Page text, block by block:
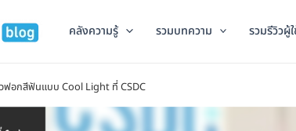
คลังความรู้ รวมบทความ รวมรีวิวผู้
ฟอกสีฟันแบบ Cool Light ที่ CSDC